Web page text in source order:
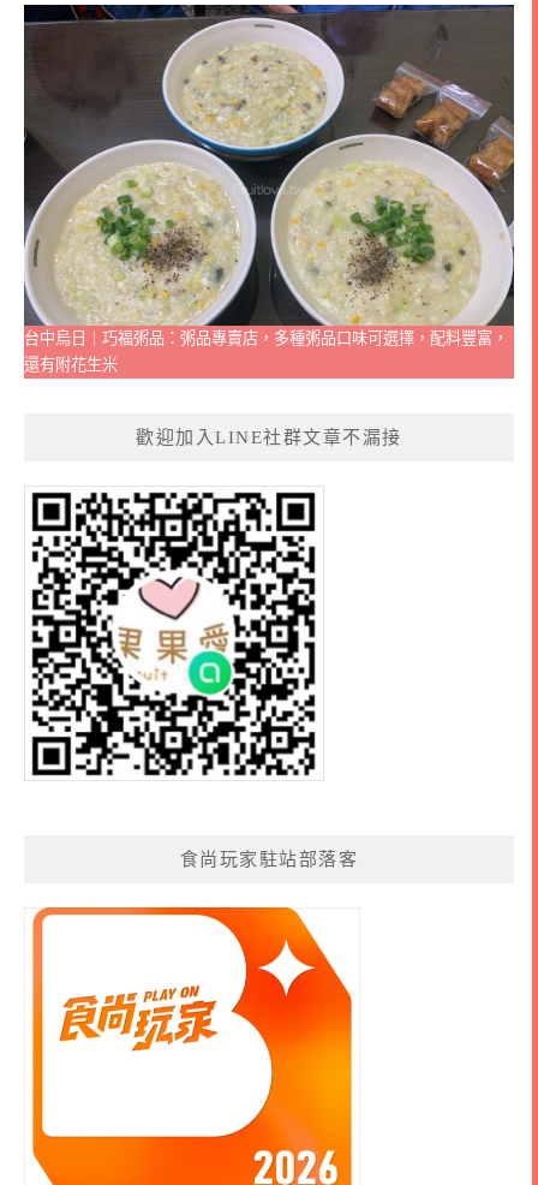
台中烏日｜巧福粥品：粥品專賣店，多種粥品口味可選擇，配料豐富，
還有附花生米
歡迎加入LINE社群文章不漏接
食尚玩家駐站部落客